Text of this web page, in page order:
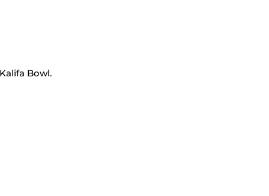
Bowl.